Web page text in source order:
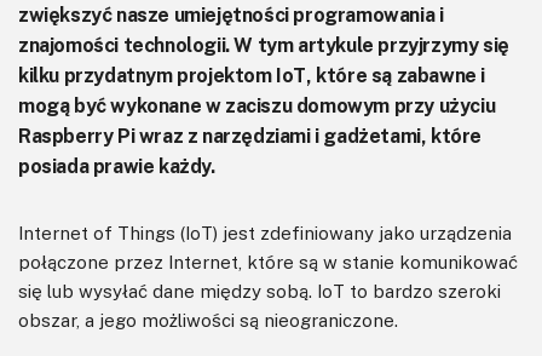
zwiększyć nasze umiejętności programowania i
znajomości technologii. W tym artykule przyjrzymy się
kilku przydatnym projektom IoT, które są zabawne i
mogą być wykonane w zaciszu domowym przy użyciu
Raspberry Pi wraz z narzędziami i gadżetami, które
posiada prawie każdy.
Internet of Things (IoT) jest zdefiniowany jako urządzenia
połączone przez Internet, które są w stanie komunikować
się lub wysyłać dane między sobą. IoT to bardzo szeroki
obszar, a jego możliwości są nieograniczone.